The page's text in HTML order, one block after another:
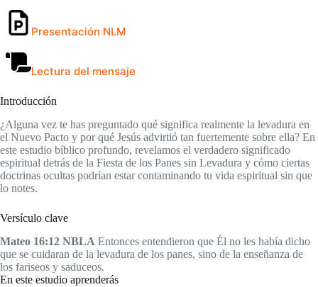
Presentación NLM
Lectura del mensaje
Introducción
¿Alguna vez te has preguntado qué significa realmente la levadura en
el Nuevo Pacto y por qué Jesús advirtió tan fuertemente sobre ella? En
este estudio bíblico profundo, revelamos el verdadero significado
espiritual detrás de la Fiesta de los Panes sin Levadura y cómo ciertas
doctrinas ocultas podrían estar contaminando tu vida espiritual sin que
lo notes.
Versículo clave
Mateo 16:12 NBLA Entonces entendieron que Él no les había dicho
que se cuidaran de la levadura de los panes, sino de la enseñanza de
los fariseos y saduceos.
En este estudio aprenderás